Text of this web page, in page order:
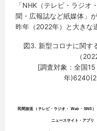
「NHK（テレビ・ラジオ
聞・広報誌など紙媒体」
昨年（2022年）と大きな
図3. 新型コロナに関す
（
[調査対象：全国
年